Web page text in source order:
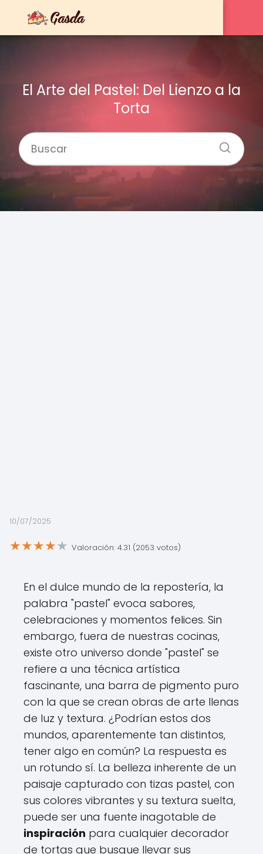
El Arte del Pastel: Del Lienzo a la
Torta
10/07/2025
★★★★★ Valoración: 4.31 (2053 votos)
En el dulce mundo de la repostería, la
palabra "pastel" evoca sabores,
celebraciones y momentos felices. Sin
embargo, fuera de nuestras cocinas,
existe otro universo donde "pastel" se
refiere a una técnica artística
fascinante, una barra de pigmento puro
con la que se crean obras de arte llenas
de luz y textura. ¿Podrían estos dos
mundos, aparentemente tan distintos,
tener algo en común? La respuesta es
un rotundo sí. La belleza inherente de un
paisaje capturado con tizas pastel, con
sus colores vibrantes y su textura suelta,
puede ser una fuente inagotable de
inspiración para cualquier decorador
de tortas que busque llevar sus